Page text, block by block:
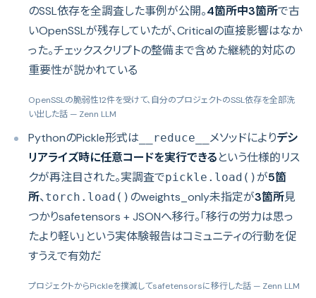
のSSL依存を全調査した事例が公開。4箇所中3箇所で古
いOpenSSLが残存していたが、Criticalの直接影響はなか
った。チェックスクリプトの整備まで含めた継続的対応の
重要性が説かれている
OpenSSLの脆弱性12件を受けて、自分のプロジェクトのSSL依存を全部洗
い出した話 — Zenn LLM
PythonのPickle形式は __reduce__ メソッドによりデシ
リアライズ時に任意コードを実行できるという仕様的リス
クが再注目された。実調査でpickle.load()が5箇
所、torch.load() のweights_only未指定が3箇所見
つかりsafetensors + JSONへ移行。「移行の労力は思っ
たより軽い」という実体験報告はコミュニティの行動を促
すうえで有効だ
プロジェクトからPickleを撲滅してsafetensorsに移行した話 — Zenn LLM